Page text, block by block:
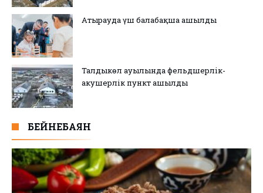
Атырауда үш балабақша ашылды
Талдыкөл ауылында фельдшерлік-
акушерлік пункт ашылды
БЕЙНЕБАЯН